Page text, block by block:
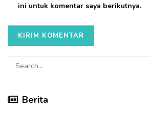
ini untuk komentar saya berikutnya.
Berita